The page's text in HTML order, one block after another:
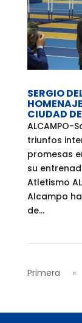
SERGIO
CIUDAD
ALCAMPO-
triunfos
promesas
su
Atletismo
Alcampo
de...
Primera
«